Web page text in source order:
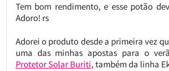
Tem bom rendimento, e esse potão
Adoro! rs
Adorei o produto desde a primeira vez
uma das minhas apostas para o
Protetor Solar Buriti, também da linha